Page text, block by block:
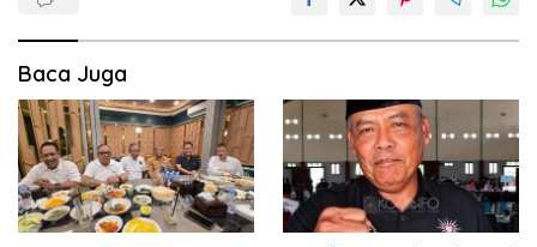
Baca Juga